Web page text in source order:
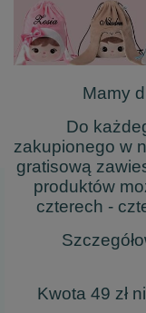
Mamy
Do
zakupionego w
gratisową
produktów
czterech -
Kwota 49 zł